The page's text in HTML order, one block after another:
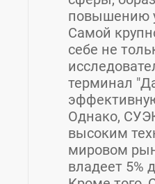
повышению
Самой
себе не
терминал
Однако,
высоким
мировом
владеет 5%